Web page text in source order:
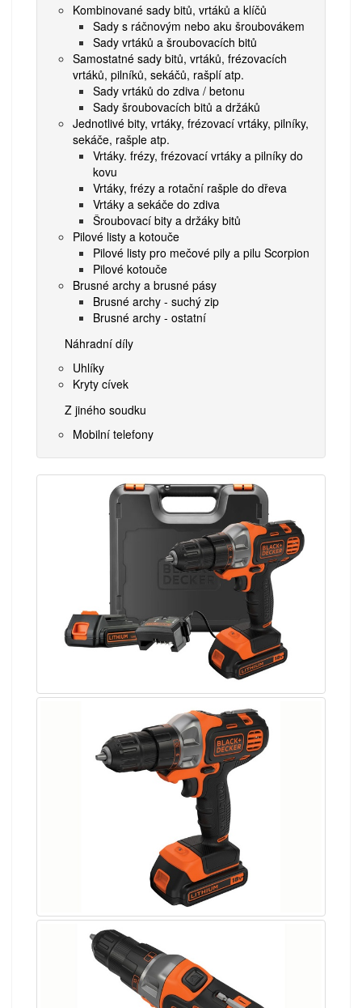
Kombinované sady bitů, vrtáků a klíčů
Sady s ráčnovým nebo aku šroubovákem
Sady vrtáků a šroubovacích bitů
Samostatné sady bitů, vrtáků, frézovacích
vrtáků, pilníků, sekáčů, rašplí atp.
Sady vrtáků do zdiva / betonu
Sady šroubovacích bitů a držáků
Jednotlivé bity, vrtáky, frézovací vrtáky, pilníky,
sekáče, rašple atp.
Vrtáky. frézy, frézovací vrtáky a pilníky do
kovu
Vrtáky, frézy a rotační rašple do dřeva
Vrtáky a sekáče do zdiva
Šroubovací bity a držáky bitů
Pilové listy a kotouče
Pilové listy pro mečové pily a pilu Scorpion
Pilové kotouče
Brusné archy a brusné pásy
Brusné archy - suchý zip
Brusné archy - ostatní
Náhradní díly
Uhlíky
Kryty cívek
Z jiného soudku
Mobilní telefony